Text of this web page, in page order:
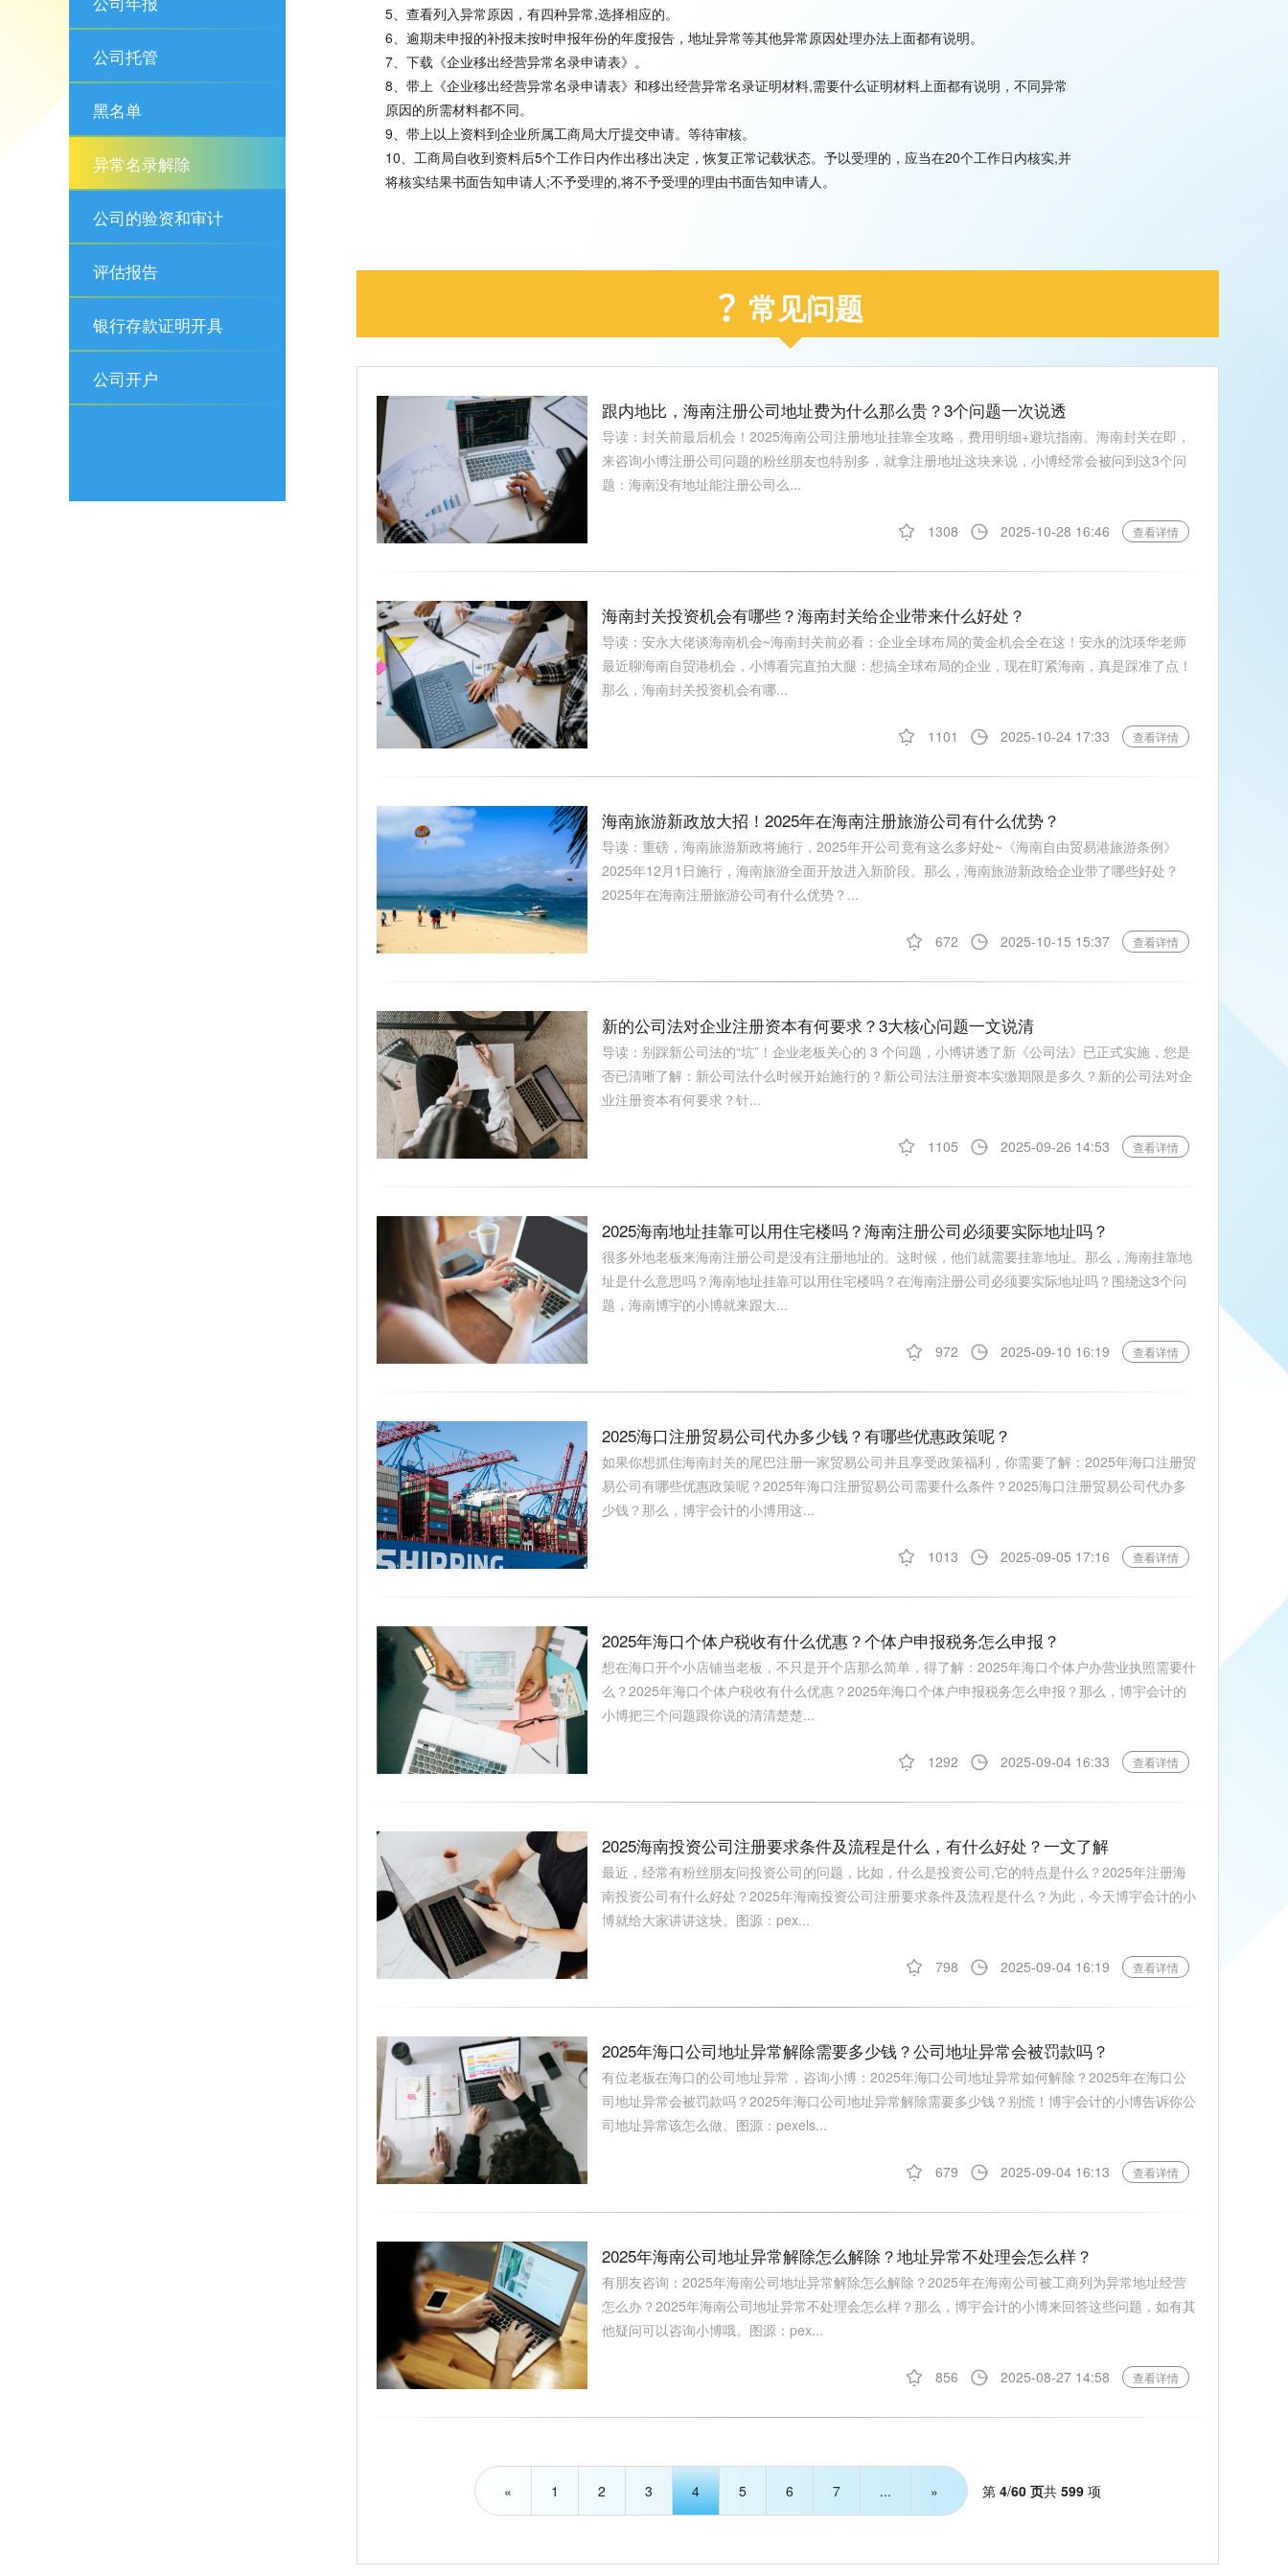
公司托管
黑名单
异常名录解除
公司的验资和审计
评估报告
银行存款证明开具
公司开户
5、查看列入异常原因，有四种异常,选择相应的。
6、逾期未申报的补报未按时申报年份的年度报告，地址异常等其他异常原因处理办法上面都有说明。
7、下载《企业移出经营异常名录申请表》。
8、带上《企业移出经营异常名录申请表》和移出经营异常名录证明材料,需要什么证明材料上面都有说明，不同异常
原因的所需材料都不同。
9、带上以上资料到企业所属工商局大厅提交申请。等待审核。
10、工商局自收到资料后5个工作日内作出移出决定，恢复正常记载状态。予以受理的，应当在20个工作日内核实,并
将核实结果书面告知申请人;不予受理的,将不予受理的理由书面告知申请人。
常见问题
跟内地比，海南注册公司地址费为什么那么贵？3个问题一次说透
导读：封关前最后机会！2025海南公司注册地址挂靠全攻略，费用明细+避坑指南。海南封关在即，
来咨询小博注册公司问题的粉丝朋友也特别多，就拿注册地址这块来说，小博经常会被问到这3个问
题：海南没有地址能注册公司么...
1308 2025-10-28 16:46 查看详情
海南封关投资机会有哪些？海南封关给企业带来什么好处？
导读：安永大佬谈海南机会~海南封关前必看：企业全球布局的黄金机会全在这！安永的沈瑛华老师
最近聊海南自贸港机会，小博看完直拍大腿：想搞全球布局的企业，现在盯紧海南，真是踩准了点！
那么，海南封关投资机会有哪...
1101 2025-10-24 17:33 查看详情
海南旅游新政放大招！2025年在海南注册旅游公司有什么优势？
导读：重磅，海南旅游新政将施行，2025年开公司竟有这么多好处~《海南自由贸易港旅游条例》
2025年12月1日施行，海南旅游全面开放进入新阶段。那么，海南旅游新政给企业带了哪些好处？
2025年在海南注册旅游公司有什么优势？...
672 2025-10-15 15:37 查看详情
新的公司法对企业注册资本有何要求？3大核心问题一文说清​
导读：别踩新公司法的“坑”！企业老板关心的 3 个问题，小博讲透了新《公司法》已正式实施，您是
否已清晰了解：新公司法什么时候开始施行的？新公司法注册资本实缴期限是多久？新的公司法对企
业注册资本有何要求？针...
1105 2025-09-26 14:53 查看详情
2025海南地址挂靠可以用住宅楼吗？海南注册公司必须要实际地址吗？
很多外地老板来海南注册公司是没有注册地址的。这时候，他们就需要挂靠地址。那么，海南挂靠地
址是什么意思吗？海南地址挂靠可以用住宅楼吗？在海南注册公司必须要实际地址吗？围绕这3个问
题，海南博宇的小博就来跟大...
972 2025-09-10 16:19 查看详情
2025海口注册贸易公司代办多少钱？有哪些优惠政策呢？
如果你想抓住海南封关的尾巴注册一家贸易公司并且享受政策福利，你需要了解：2025年海口注册贸
易公司有哪些优惠政策呢？2025年海口注册贸易公司需要什么条件？2025海口注册贸易公司代办多
少钱？那么，博宇会计的小博用这...
1013 2025-09-05 17:16 查看详情
2025年海口个体户税收有什么优惠？个体户申报税务怎么申报？
想在海口开个小店铺当老板，不只是开个店那么简单，得了解：2025年海口个体户办营业执照需要什
么？2025年海口个体户税收有什么优惠？2025年海口个体户申报税务怎么申报？那么，博宇会计的
小博把三个问题跟你说的清清楚楚...
1292 2025-09-04 16:33 查看详情
2025海南投资公司注册要求条件及流程是什么，有什么好处？一文了解
最近，经常有粉丝朋友问投资公司的问题，比如，什么是投资公司,它的特点是什么？2025年注册海
南投资公司有什么好处？2025年海南投资公司注册要求条件及流程是什么？为此，今天博宇会计的小
博就给大家讲讲这块。图源：pex...
798 2025-09-04 16:19 查看详情
2025年海口公司地址异常解除需要多少钱？公司地址异常会被罚款吗？
有位老板在海口的公司地址异常，咨询小博：2025年海口公司地址异常如何解除？2025年在海口公
司地址异常会被罚款吗？2025年海口公司地址异常解除需要多少钱？别慌！博宇会计的小博告诉你公
司地址异常该怎么做。图源：pexels...
679 2025-09-04 16:13 查看详情
2025年海南公司地址异常解除怎么解除？地址异常不处理会怎么样？
有朋友咨询：2025年海南公司地址异常解除怎么解除？2025年在海南公司被工商列为异常地址经营
怎么办？2025年海南公司地址异常不处理会怎么样？那么，博宇会计的小博来回答这些问题，如有其
他疑问可以咨询小博哦。图源：pex...
856 2025-08-27 14:58 查看详情
« 1 2 3 4 5 6 7 ... » 第 4/60 页共 599 项